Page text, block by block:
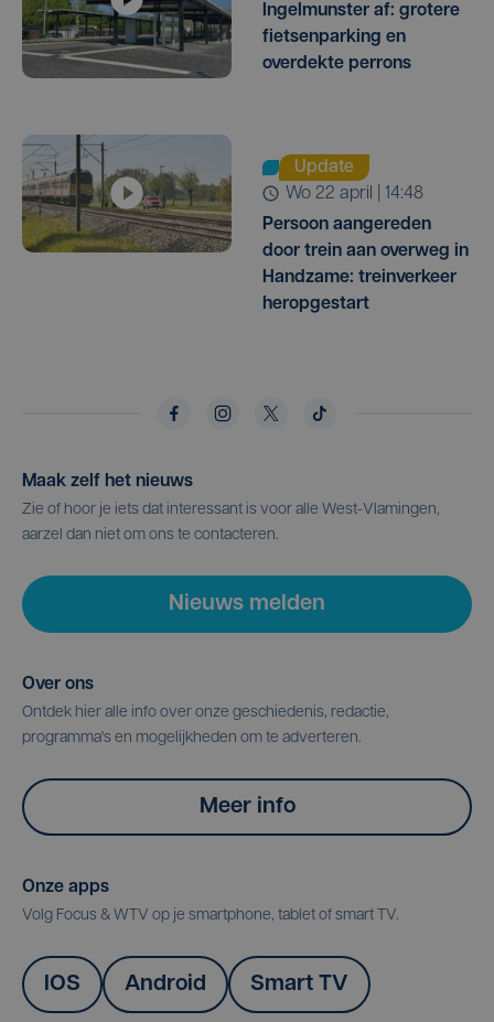
Ingelmunster af: grotere
fietsenparking en
overdekte perrons
Update
wo 22 april | 14:48
Persoon aangereden
door trein aan overweg in
Handzame: treinverkeer
heropgestart
Maak zelf het nieuws
Zie of hoor je iets dat interessant is voor alle West-Vlamingen,
aarzel dan niet om ons te contacteren.
Nieuws melden
Over ons
Ontdek hier alle info over onze geschiedenis, redactie,
programma's en mogelijkheden om te adverteren.
Meer info
Onze apps
Volg Focus & WTV op je smartphone, tablet of smart TV.
IOS Android Smart TV